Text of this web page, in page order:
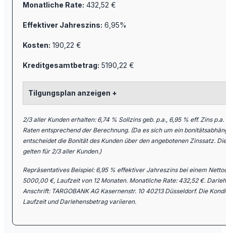
Monatliche Rate: 432,52 €
Effektiver Jahreszins: 6,95%
Kosten: 190,22 €
Kreditgesamtbetrag: 5190,22 €
Tilgungsplan anzeigen +
2/3 aller Kunden erhalten: 6,74 % Sollzins geb. p.a., 6,95 % eff. Zins
Raten entsprechend der Berechnung. (Da es sich um ein
entscheidet die Bonität des Kunden über den angebotenen Zinssatz.
gelten für 2/3 aller Kunden.)
Repräsentatives Beispiel: 6,95 % effektiver Jahreszins bei einem
5000,00 €, Laufzeit von 12 Monaten. Monatliche Rate: 432,52 €.
Anschrift: TARGOBANK AG Kasernenstr. 10 40213 Düsseldorf. Die
Laufzeit und Darlehensbetrag variieren.